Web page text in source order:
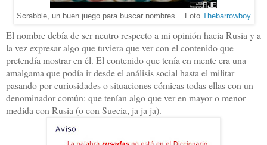
Scrabble, un buen juego para buscar nombres... Foto Thebarrowboy
El nombre debía de ser neutro respecto a mi opinión hacia Rusia y a
la vez expresar algo que tuviera que ver con el contenido que
pretendía mostrar en él. El contenido que tenía en mente era una
amalgama que podía ir desde el análisis social hasta el militar
pasando por curiosidades o situaciones cómicas todas ellas con un
denominador común: que tenían algo que ver en mayor o menor
medida con Rusia (o con Suecia, ja ja ja).